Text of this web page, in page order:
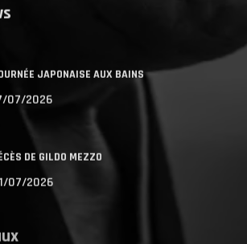
JAPONAISE AUX BAINS
07/2026
DE GILDO MEZZO
07/2026